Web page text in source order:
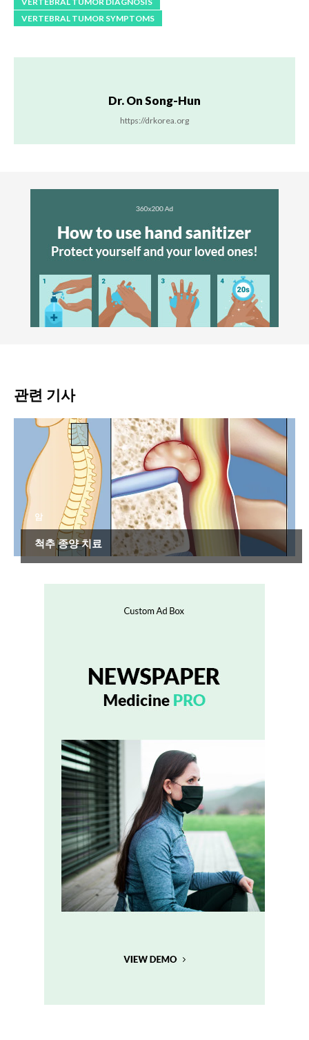
VERTEBRAL TUMOR SYMPTOMS
Dr. On Song-Hun
https://drkorea.org
관련 기사
암
척추 종양 치료